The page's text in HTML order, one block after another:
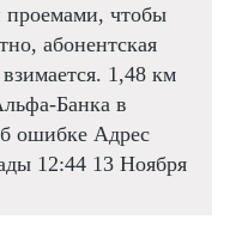
проемами, чтобы
абонентская
1,48 км
Банка в
ошибке Адрес
12:44 13 Ноября